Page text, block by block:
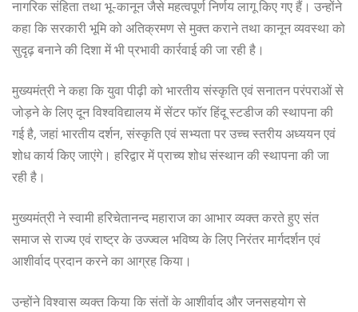
नागरिक संहिता तथा भू-कानून जैसे महत्वपूर्ण निर्णय लागू किए गए हैं। उन्होंने
कहा कि सरकारी भूमि को अतिक्रमण से मुक्त कराने तथा कानून व्यवस्था को
सुदृढ़ बनाने की दिशा में भी प्रभावी कार्रवाई की जा रही है।
मुख्यमंत्री ने कहा कि युवा पीढ़ी को भारतीय संस्कृति एवं सनातन परंपराओं से
जोड़ने के लिए दून विश्वविद्यालय में सेंटर फॉर हिंदू स्टडीज की स्थापना की
गई है, जहां भारतीय दर्शन, संस्कृति एवं सभ्यता पर उच्च स्तरीय अध्ययन एवं
शोध कार्य किए जाएंगे। हरिद्वार में प्राच्य शोध संस्थान की स्थापना की जा
रही है।
मुख्यमंत्री ने स्वामी हरिचेतानन्द महाराज का आभार व्यक्त करते हुए संत
समाज से राज्य एवं राष्ट्र के उज्ज्वल भविष्य के लिए निरंतर मार्गदर्शन एवं
आशीर्वाद प्रदान करने का आग्रह किया।
उन्होंने विश्वास व्यक्त किया कि संतों के आशीर्वाद और जनसहयोग से